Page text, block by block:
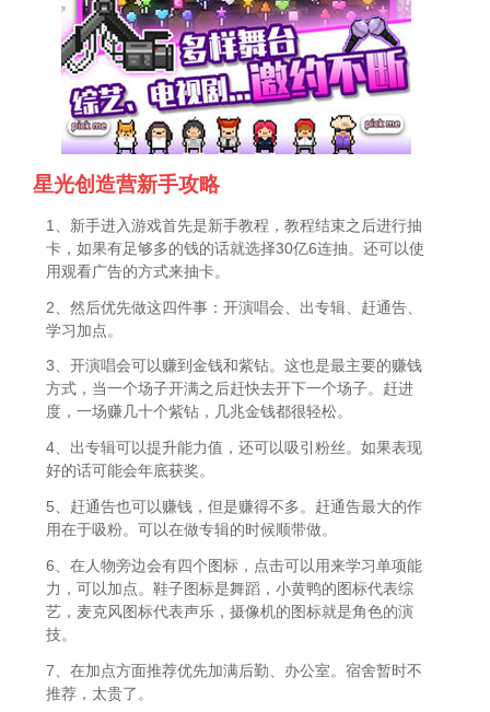
星光创造营新手攻略
1、新手进入游戏首先是新手教程，教程结束之后进行抽
卡，如果有足够多的钱的话就选择30亿6连抽。还可以使
用观看广告的方式来抽卡。
2、然后优先做这四件事：开演唱会、出专辑、赶通告、
学习加点。
3、开演唱会可以赚到金钱和紫钻。这也是最主要的赚钱
方式，当一个场子开满之后赶快去开下一个场子。赶进
度，一场赚几十个紫钻，几兆金钱都很轻松。
4、出专辑可以提升能力值，还可以吸引粉丝。如果表现
好的话可能会年底获奖。
5、赶通告也可以赚钱，但是赚得不多。赶通告最大的作
用在于吸粉。可以在做专辑的时候顺带做。
6、在人物旁边会有四个图标，点击可以用来学习单项能
力，可以加点。鞋子图标是舞蹈，小黄鸭的图标代表综
艺，麦克风图标代表声乐，摄像机的图标就是角色的演
技。
7、在加点方面推荐优先加满后勤、办公室。宿舍暂时不
推荐，太贵了。